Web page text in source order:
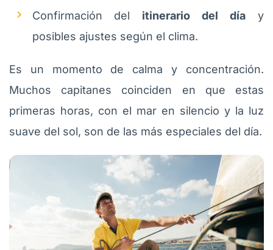
Confirmación del itinerario del día y
posibles ajustes según el clima.
Es un momento de calma y concentración.
Muchos capitanes coinciden en que estas
primeras horas, con el mar en silencio y la luz
suave del sol, son de las más especiales del día.